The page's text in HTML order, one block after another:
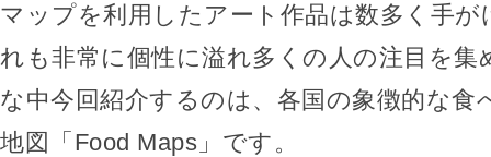
マップを利用したアート作品は数多く手
れも非常に個性に溢れ多くの人の注目を集
な中今回紹介するのは、各国の象徴的な食
地図「Food Maps」です。